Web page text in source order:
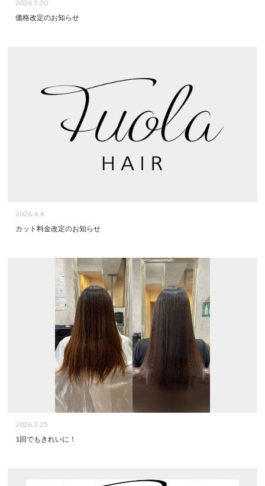
2026.5.20
価格改定のお知らせ
2026.4.4
カット料金改定のお知らせ
2026.3.25
1回でもきれいに！